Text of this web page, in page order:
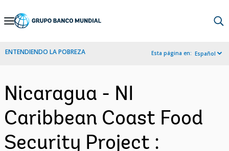
Skip
Navigation
ENTENDIENDO LA POBREZA Esta página en: Español
Nicaragua - NI
Caribbean Coast Food
Security Project :